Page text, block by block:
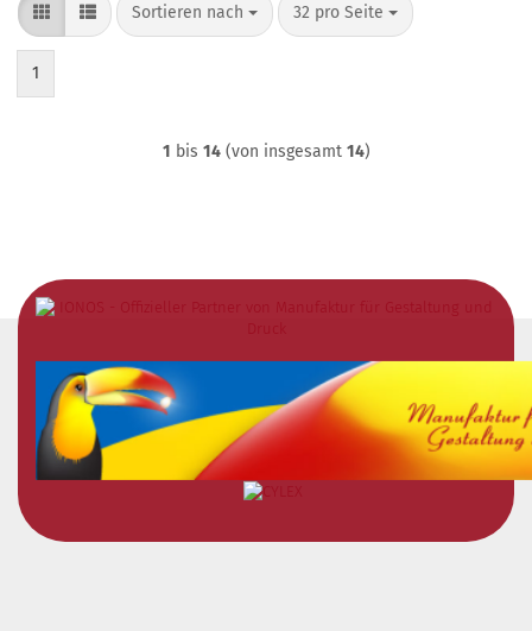
Sortieren nach
Sortieren nach 32 pro Seite
pro Seite
1
1 bis 14(von insgesamt 14)